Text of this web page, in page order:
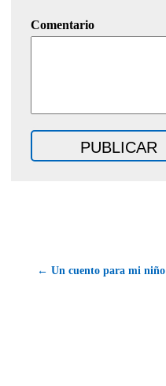
Comentario
← Un cuento para mi niño